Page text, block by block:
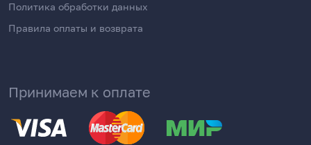
Политика обработки данных
Правила оплаты и возврата
Принимаем к оплате